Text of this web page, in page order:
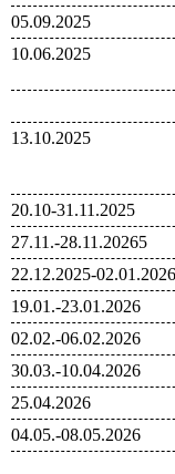
05.09.2025
10.06.2025
13.10.2025
20.10-31.11.2025
27.11.-28.11.20265
22.12.2025-02.01.2026
19.01.-23.01.2026
02.02.-06.02.2026
30.03.-10.04.2026
25.04.2026
04.05.-08.05.2026